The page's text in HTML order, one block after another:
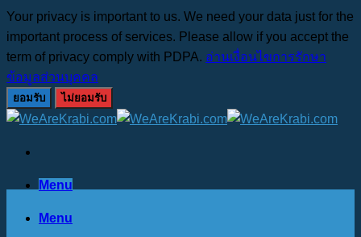
Your privacy is important to us. We need your data just for the
important process of services. Please allow if you accept the
term of privacy comply with PDPA. อ่านเงื่อนไขการรักษา
ข้อมูลส่วนบุคคล
ยอมรับ ไม่ยอมรับ
Skip
content
Menu
Menu